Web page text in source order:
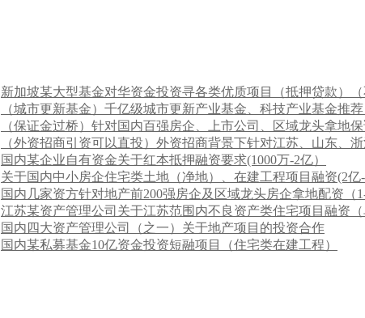
新加坡某大型基金对华资金投资寻各类优质项目（抵押贷款）（
（城市更新基金）千亿级城市更新产业基金、科技产业基金推荐
（保证金过桥）针对国内百强房企、上市公司、区域龙头拿地
（外资招商引资可以直投）外资招商背景下针对江苏、山东、
国内某企业自有资金关于红本抵押融资要求(1000万-2亿）
关于国内中小房企住宅类土地（净地）、在建工程项目融资(2亿-
国内几家资方针对地产前200强房企及区域龙头房企拿地配资（1-
江苏某资产管理公司关于江苏范围内不良资产类住宅项目融资（
国内四大资产管理公司（之一）关于地产项目的投资合作
国内某私募基金10亿资金投资短融项目（住宅类在建工程）